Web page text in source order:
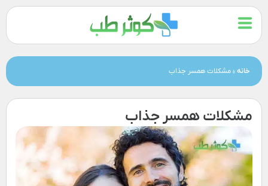
خانه»مشکلات همسر جذاب
مشکلات همسر جذاب